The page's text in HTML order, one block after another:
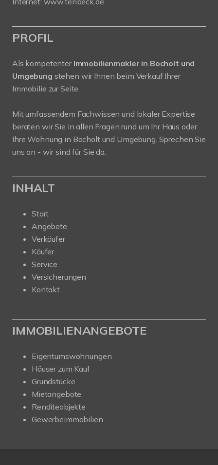
PROFIL
Als kompetenter Immobilienmakler in Bocholt und
Umgebung stehen wir Ihnen beim Verkauf Ihrer
Immobilie zur Seite.
Mit umfassendem Fachwissen und lokaler Expertise
beraten wir Sie in allen Fragen rund um Ihr Haus oder
Ihre Wohnung in Bocholt und Umgebung. Sprechen Sie
uns an - wir sind für Sie da.
INHALT
Start
Angebote
Verkäufer
Käufer
Service
Versicherungen
Kontakt
IMMOBILIENANGEBOTE
Eigentumswohnungen
Häuser zum Kauf
Grundstücke
Mietangebote
Renditeobjekte
Gewerbeimmobilien